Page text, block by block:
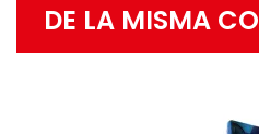
DE LA MISMA